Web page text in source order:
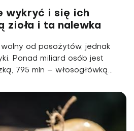
wykryć i się ich
zioła i ta nalewka
od pasożytów, jednak
Ponad miliard osób jest
795 mln – włosogłówką...